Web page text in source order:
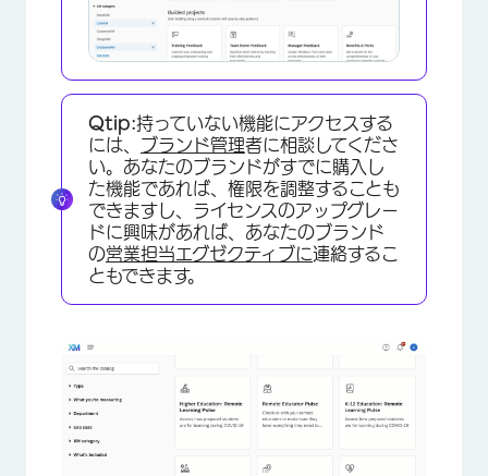
Qtip:持っていない機能にアクセスする
には、 ブランド管理者に相談してくださ
い。あなたのブランドがすでに購入し
た機能であれば、権限を調整することも
できますし、ライセンスのアップグレー
ドに興味があれば、あなたのブランド
の営業担当エグゼクティブに連絡するこ
ともできます。